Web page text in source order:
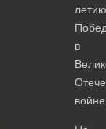
летию
в